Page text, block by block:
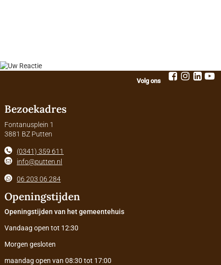
Volg ons
Bezoekadres
Fontanusplein 1
3881 BZ Putten
(0341) 359 611
info@putten.nl
06 203 06 284
Openingstijden
Openingstijden van het gemeentehuis
Vandaag open tot 12:30
Morgen gesloten
maandag open van 08:30 tot 17:00